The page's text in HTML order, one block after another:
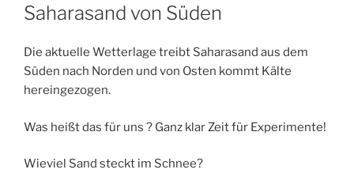
Saharasand von Süden
Die aktuelle Wetterlage treibt Saharasand aus dem
Süden nach Norden und von Osten kommt Kälte
hereingezogen.
Was heißt das für uns ? Ganz klar Zeit für Experimente!
Wieviel Sand steckt im Schnee?